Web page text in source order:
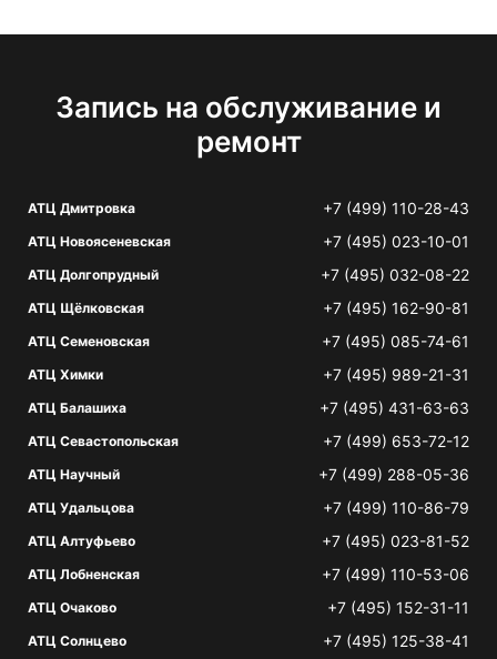
Запись на обслуживание и
ремонт
АТЦ Дмитровка +7 (499) 110-28-43
АТЦ Новоясеневская +7 (495) 023-10-01
АТЦ Долгопрудный +7 (495) 032-08-22
АТЦ Щёлковская +7 (495) 162-90-81
АТЦ Семеновская +7 (495) 085-74-61
АТЦ Химки +7 (495) 989-21-31
АТЦ Балашиха +7 (495) 431-63-63
АТЦ Севастопольская +7 (499) 653-72-12
АТЦ Научный +7 (499) 288-05-36
АТЦ Удальцова +7 (499) 110-86-79
АТЦ Алтуфьево +7 (495) 023-81-52
АТЦ Лобненская +7 (499) 110-53-06
АТЦ Очаково +7 (495) 152-31-11
АТЦ Солнцево +7 (495) 125-38-41